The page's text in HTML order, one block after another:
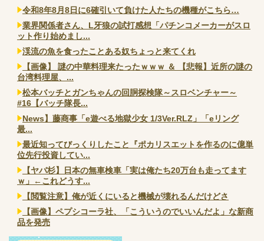
令和8年8月8日に6確引いて負けた人たちの機種がこちら…
業界関係者さん、L牙狼の試打感想「パチンコメーカーがスロ
ット作り始めまし...
渓流の魚を食ったことある奴ちょっと来てくれ
【画像】 謎の中華料理来たったｗｗｗ ＆ 【悲報】近所の謎の
台湾料理屋、...
松本バッチとガンちゃんの回胴探検隊～スロベンチャー～
#16【バッチ隊長...
News】藤商事「e遊べる地獄少女 1/3Ver.RLZ」「eリング
最...
最近知ってびっくりしたこと『ポカリスエットを作るのに億単
位先行投資してい...
【ヤバ杉】日本の無車検車「実は俺たち20万台も走ってます
ｗ」←これどうす...
【閲覧注意】俺が近くにいると機械が壊れるんだけどさ
【画像】ペプシコーラ社、「こういうのでいいんだよ」な新商
品を発売